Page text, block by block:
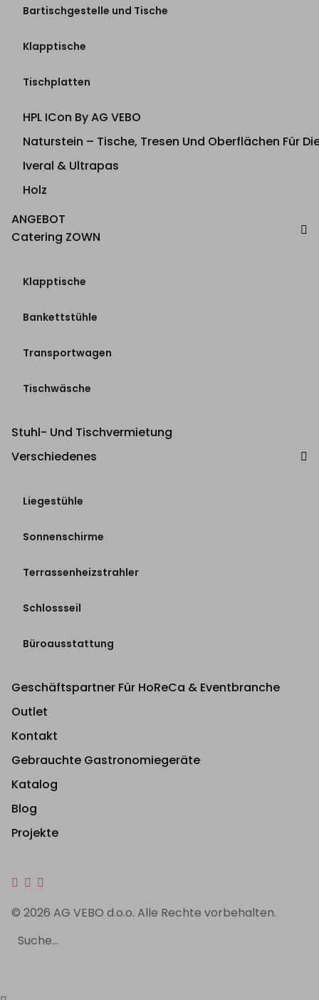
Bartischgestelle und Tische
Klapptische
Tischplatten
HPL ICon By AG VEBO
Naturstein – Tische, Tresen Und Oberflächen Für
Iveral & Ultrapas
Holz
ANGEBOT
Catering ZOWN
Klapptische
Bankettstühle
Transportwagen
Tischwäsche
Stuhl- Und Tischvermietung
Verschiedenes
Liegestühle
Sonnenschirme
Terrassenheizstrahler
Schlossseil
Büroausstattung
Geschäftspartner Für HoReCa & Eventbranche
Outlet
Kontakt
Gebrauchte Gastronomiegeräte
Katalog
Blog
Projekte
© 2026 AG VEBO d.o.o. Alle Rechte vorbehalten.